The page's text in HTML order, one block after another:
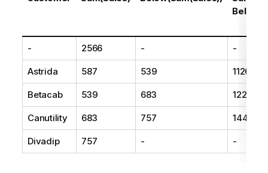
- 2566 - -
Astrida 587 539 1126
Betacab 539 683 1222
Canutility 683 757 1440
Divadip 757 - -